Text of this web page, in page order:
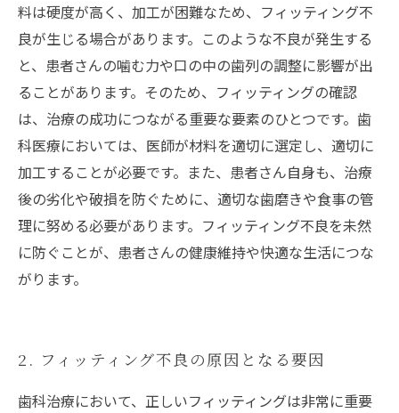
料は硬度が高く、加工が困難なため、フィッティング不
良が生じる場合があります。このような不良が発生する
と、患者さんの噛む力や口の中の歯列の調整に影響が出
ることがあります。そのため、フィッティングの確認
は、治療の成功につながる重要な要素のひとつです。歯
科医療においては、医師が材料を適切に選定し、適切に
加工することが必要です。また、患者さん自身も、治療
後の劣化や破損を防ぐために、適切な歯磨きや食事の管
理に努める必要があります。フィッティング不良を未然
に防ぐことが、患者さんの健康維持や快適な生活につな
がります。
2. フィッティング不良の原因となる要因
歯科治療において、正しいフィッティングは非常に重要